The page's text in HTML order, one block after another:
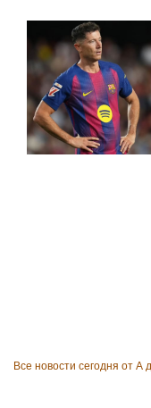
Все новости сегодня от А